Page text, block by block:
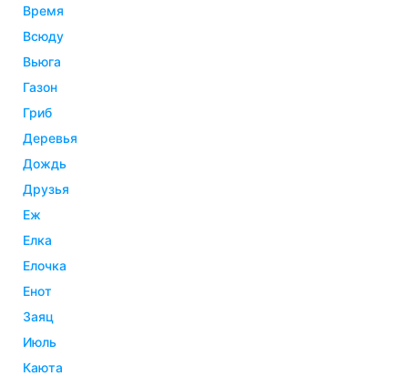
время
всюду
вьюга
газон
гриб
деревья
дождь
друзья
еж
елка
елочка
енот
заяц
июль
каюта